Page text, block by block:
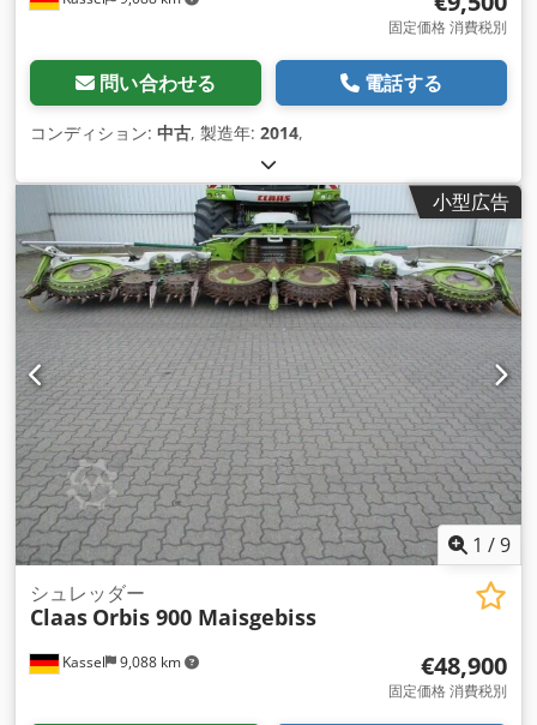
固定価格 消費税別
問い合わせる 電話する
コンディション: 中古, 製造年: 2014,
小型広告
1 /9
Kassel 9,088 km
シュレッダー
Claas Orbis 900 Maisgebiss
€48,900
固定価格 消費税別